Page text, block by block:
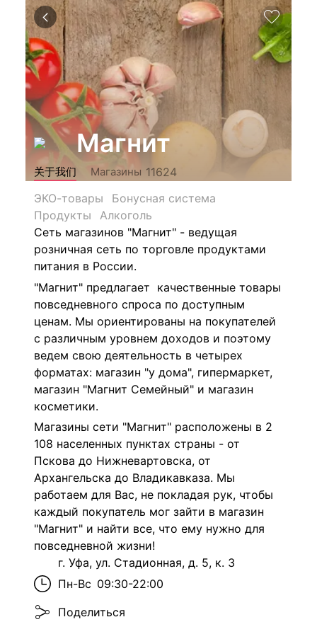
Магнит
关于我们 Магазины 11624
ЭКО-товары
Бонусная система
Продукты
Алкоголь
Сеть магазинов "Магнит" - ведущая
розничная сеть по торговле продуктами
питания в России.
"Магнит" предлагает качественные товары
повседневного спроса по доступным
ценам. Мы ориентированы на покупателей
с различным уровнем доходов и поэтому
ведем свою деятельность в четырех
форматах: магазин "у дома", гипермаркет,
магазин "Магнит Семейный" и магазин
косметики.
Магазины сети "Магнит" расположены в 2
108 населенных пунктах страны - от
Пскова до Нижневартовска, от
Архангельска до Владикавказа. Мы
работаем для Вас, не покладая рук, чтобы
каждый покупатель мог зайти в магазин
"Магнит" и найти все, что ему нужно для
повседневной жизни!
г. Уфа, ул. Стадионная, д. 5, к. 3
Пн-Вс 09:30-22:00
Поделиться